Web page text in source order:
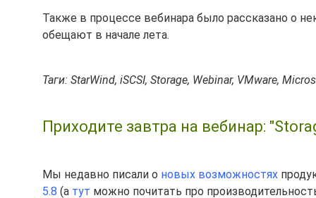
Также в процессе вебинара было рассказано о
обещают в начале лета.
Таги: StarWind, iSCSI, Storage, Webinar, VMware,
Приходите завтра на вебинар:
Мы недавно писали о новых возможностях
5.8 (а тут можно почитать про